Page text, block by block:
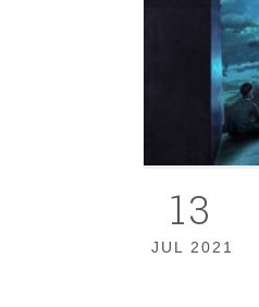
13
JUL 2021